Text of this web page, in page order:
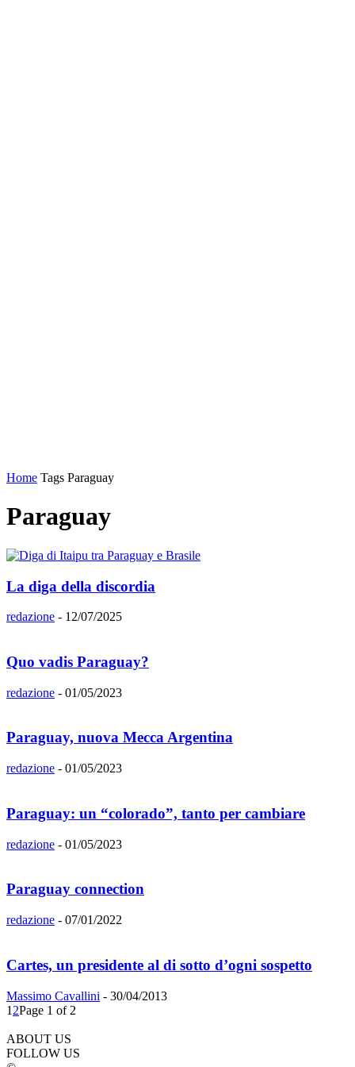
Home Tags Paraguay
Paraguay
La diga della discordia
redazione - 12/07/2025
Quo vadis Paraguay?
redazione - 01/05/2023
Paraguay, nuova Mecca Argentina
redazione - 01/05/2023
Paraguay: un “colorado”, tanto per cambiare
redazione - 01/05/2023
Paraguay connection
redazione - 07/01/2022
Cartes, un presidente al di sotto d’ogni sospetto
Massimo Cavallini - 30/04/2013
1 2Page 1 of 2
ABOUT US
FOLLOW US